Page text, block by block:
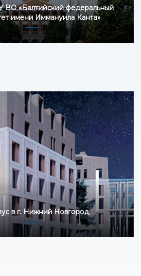
ВО «Балтийский федеральный
имени Иммануила Канта»
в г. Нижний Новгород